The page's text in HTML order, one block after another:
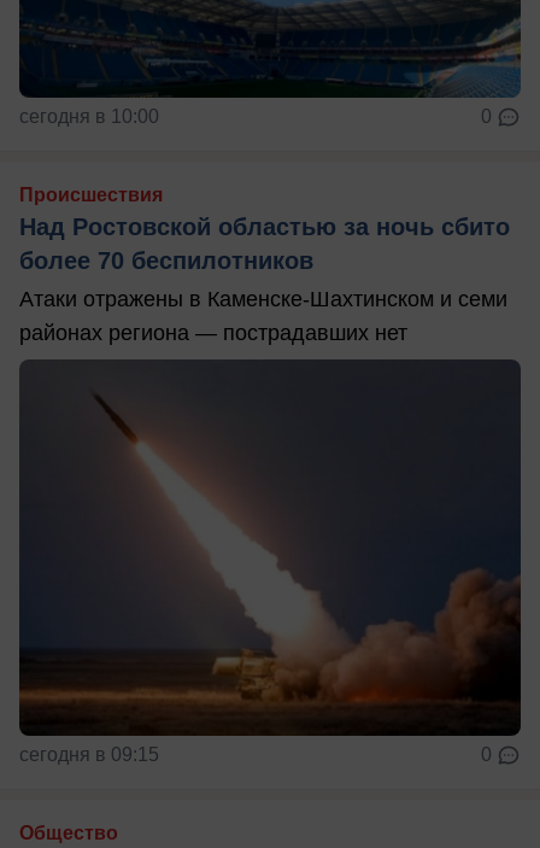
сегодня в 10:00 0
Происшествия
Над Ростовской областью за ночь сбито
более 70 беспилотников
Атаки отражены в Каменске-Шахтинском и семи
районах региона — пострадавших нет
сегодня в 09:15 0
Общество